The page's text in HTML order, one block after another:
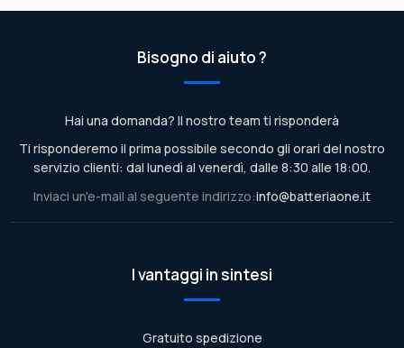
Bisogno di aiuto ?
Hai una domanda? Il nostro team ti risponderà
Ti risponderemo il prima possibile secondo gli orari del nostro
servizio clienti: dal lunedì al venerdì, dalle 8:30 alle 18:00.
Inviaci un'e-mail al seguente indirizzo:info@batteriaone.it
I vantaggi in sintesi
Gratuito spedizione